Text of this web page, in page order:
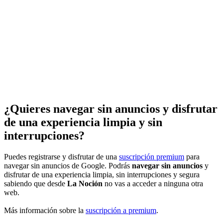
¿Quieres navegar sin anuncios y disfrutar
de una experiencia limpia y sin
interrupciones?
Puedes registrarse y disfrutar de una suscripción premium para
navegar sin anuncios de Google. Podrás navegar sin anuncios y
disfrutar de una experiencia limpia, sin interrupciones y segura
sabiendo que desde La Noción no vas a acceder a ninguna otra
web.
Más información sobre la suscripción a premium.